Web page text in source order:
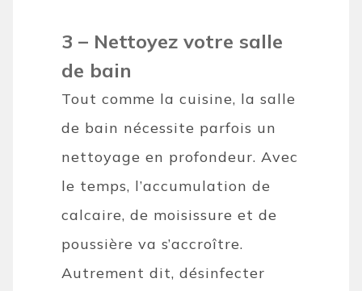
3 – Nettoyez votre salle
de bain
Tout comme la cuisine, la salle
de bain nécessite parfois un
nettoyage en profondeur. Avec
le temps, l’accumulation de
calcaire, de moisissure et de
poussière va s’accroître.
Autrement dit, désinfecter